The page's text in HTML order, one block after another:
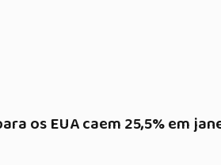
os EUA caem 25,5% em